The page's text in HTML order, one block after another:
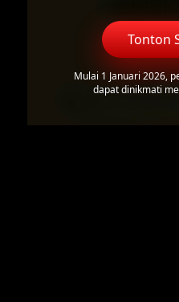
Tonton
Mulai 1 Januari 2026,
dapat dinikmati